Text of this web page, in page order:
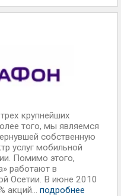
крупнейших
того, мы являемся
собственную
услуг мобильной
Помимо этого,
работают в
Осетии. В июне 2010
акций... подробнее